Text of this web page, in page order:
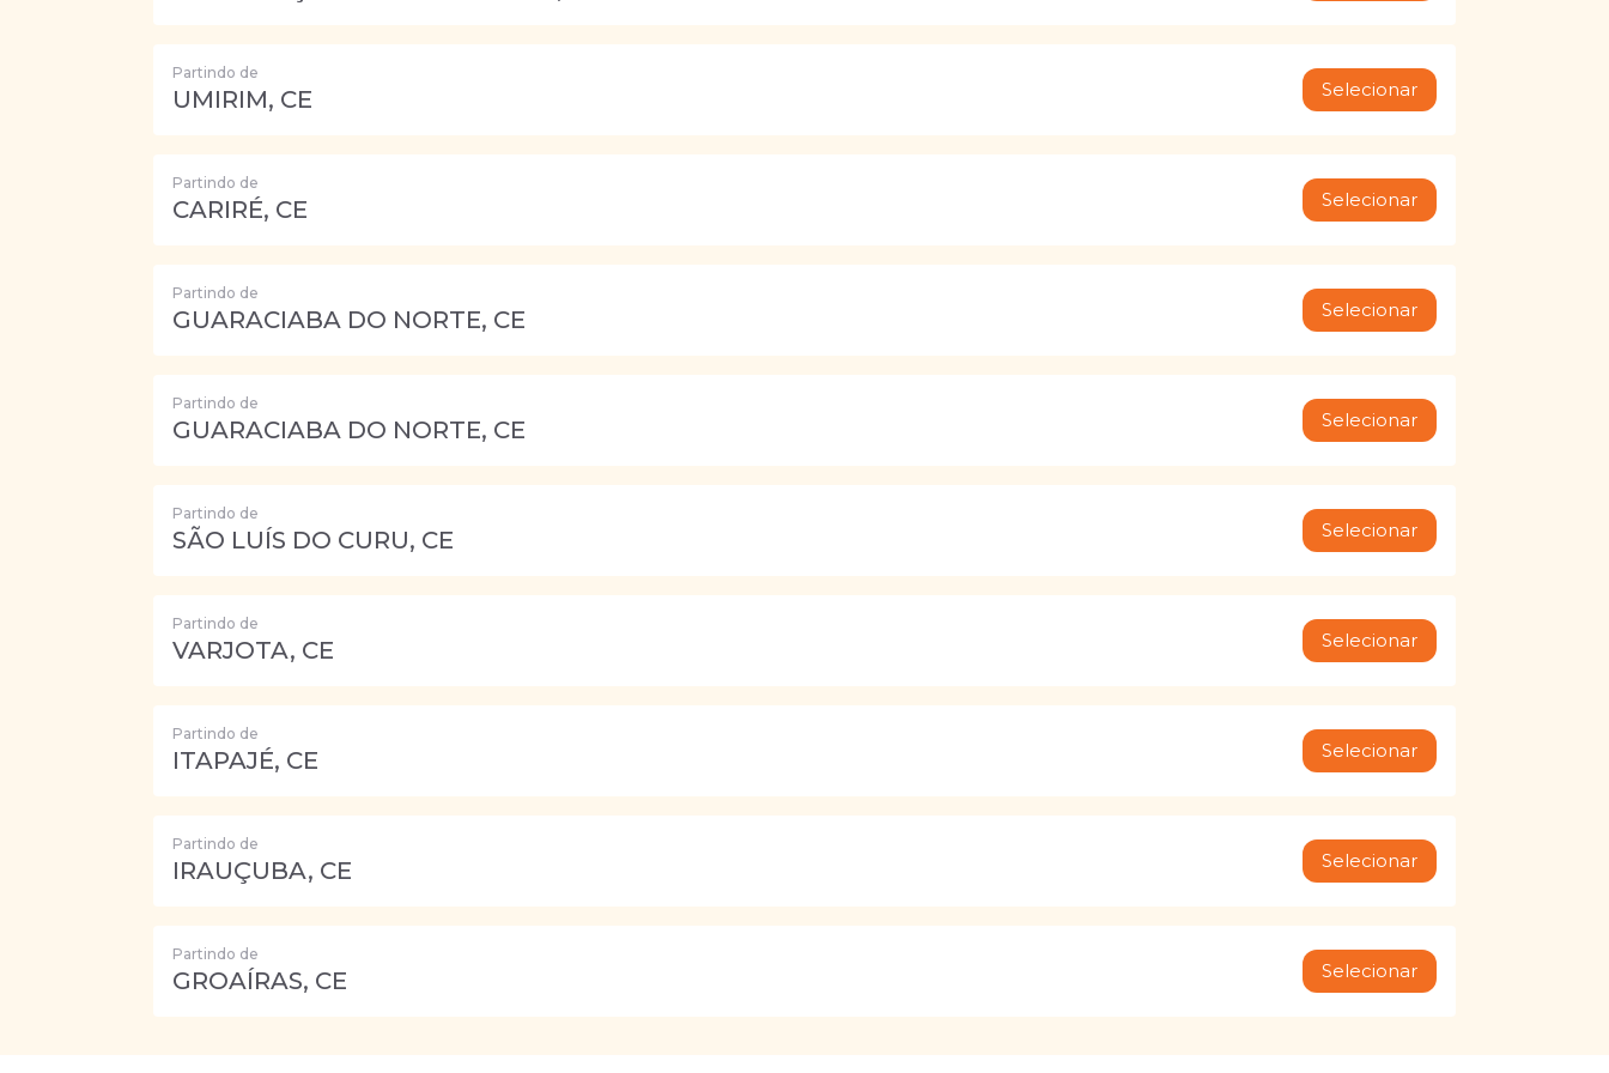
Partindo de
UMIRIM, CE Selecionar
Partindo de
CARIRÉ, CE Selecionar
Partindo de
GUARACIABA DO NORTE, CE Selecionar
Partindo de
GUARACIABA DO NORTE, CE Selecionar
Partindo de
SÃO LUÍS DO CURU, CE Selecionar
Partindo de
VARJOTA, CE Selecionar
Partindo de
ITAPAJÉ, CE Selecionar
Partindo de
IRAUÇUBA, CE Selecionar
Partindo de
GROAÍRAS, CE Selecionar